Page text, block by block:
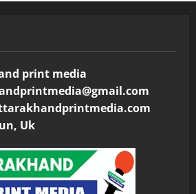
print media
Uk